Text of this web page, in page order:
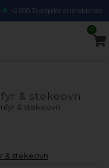
>2.000 Trustpilot anmeldelser
0
& stekeovn
& stekeovn